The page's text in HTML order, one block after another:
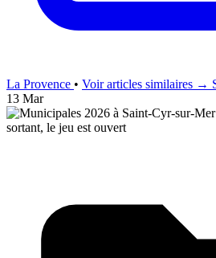
La Provence • Voir articles similaires →
13 Mar